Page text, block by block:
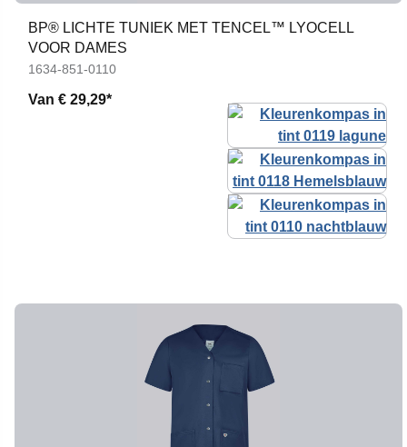
BP® LICHTE TUNIEK MET TENCEL™ LYOCELL
VOOR DAMES
1634-851-0110
Van € 29,29*